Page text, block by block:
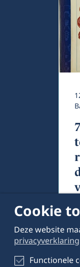
Cookie
Deze website
privacyverklaring
Functionele